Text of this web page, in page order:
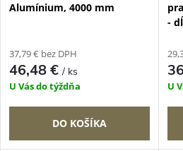
Alumínium, 4000 mm
37,79 € bez DPH
46,48 €/ ks
U Vás do týždňa
DO KOŠÍKA
-
U